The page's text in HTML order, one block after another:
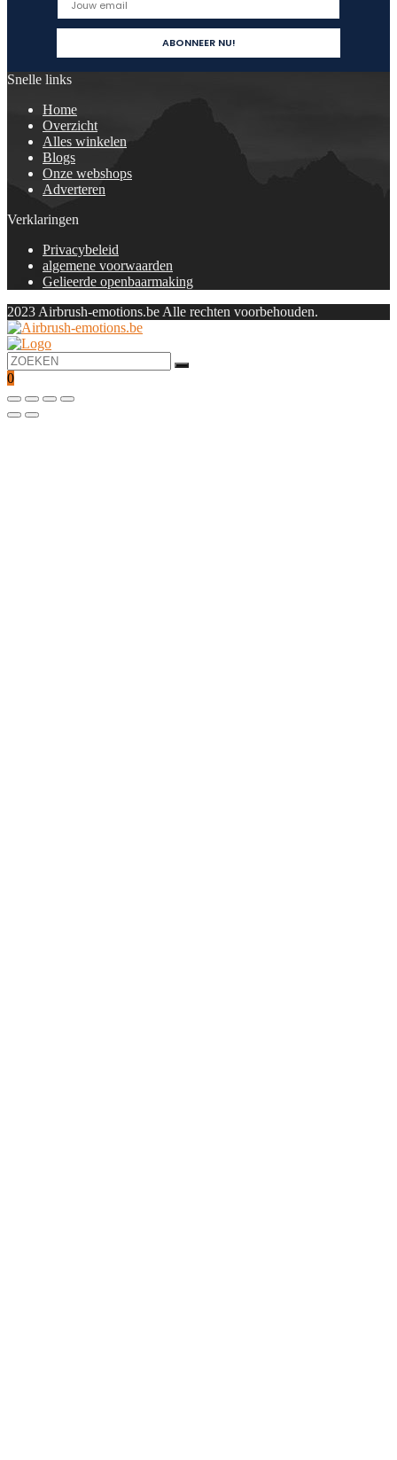
Snelle links
Home
Overzicht
Alles winkelen
Blogs
Onze webshops
Adverteren
Verklaringen
Privacybeleid
algemene voorwaarden
Gelieerde openbaarmaking
2023 Airbrush-emotions.be Alle rechten voorbehouden.
0